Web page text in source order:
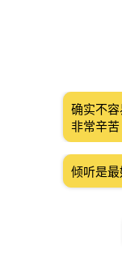
确实不容
非常辛苦
倾听是最